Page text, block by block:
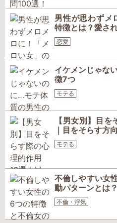
男性が思わずメ
特徴とは？愛さ
恋愛
イケメンじゃな
徴7つ
モテる
【男女別】目
｜目をそらす方
モテる
不倫しやすい女
動パターンとは？
不倫・浮気